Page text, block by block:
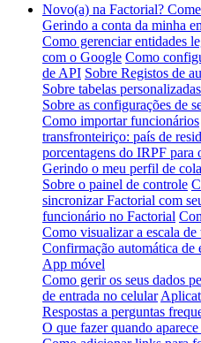
Novo(a) na Factorial?
Gerindo a conta da minha
Como gerenciar entidades
com o Google Como
de API Sobre Registos de
Sobre tabelas personalizadas
Sobre as configurações de
Como importar funcionários
transfronteiriço: país de
porcentagens do IRPF para
Gerindo o meu perfil de
Sobre o painel de controle
sincronizar Factorial com
funcionário no Factorial
Como visualizar a escala
Confirmação automática
App móvel
Como gerir os seus dados
de entrada no celular
Respostas a perguntas
O que fazer quando